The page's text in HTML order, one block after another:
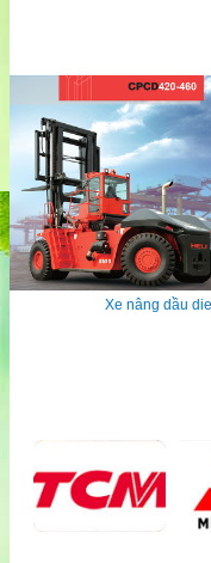
Xe nâng dầu